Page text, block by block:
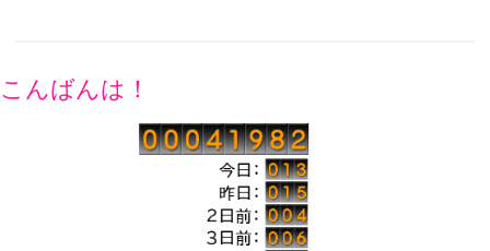
こんばんは！